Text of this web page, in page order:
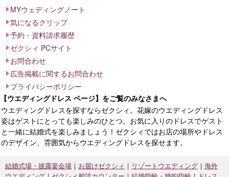
MYウェディングノート
気になるクリップ
予約・資料請求履歴
ゼクシィ PCサイト
お問合わせ
広告掲載に関するお問合わせ
プライバシーポリシー
【ウエディングドレス ページ】をご覧のみなさまへ
ウエディングドレスを探すならゼクシィ。花嫁のウエディングドレス
姿はゲストにとっても楽しみのひとつ。お気に入りのドレスでゲスト
と一緒に結婚式を楽しみましょう！ゼクシィではお店の場所やドレス
のデザイン、雰囲気からウエディングドレスを探せます。
結婚式場・披露宴会場 お届けゼクシィ リゾートウエディング
海外